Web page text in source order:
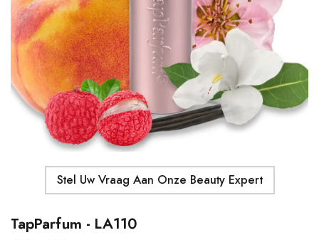
Stel Uw Vraag Aan Onze Beauty Expert
TapParfum - LA110
Moroccanoil - Body Butter
€41,00
Details